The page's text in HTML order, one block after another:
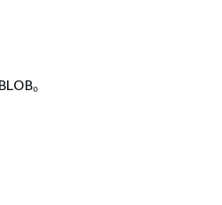
。